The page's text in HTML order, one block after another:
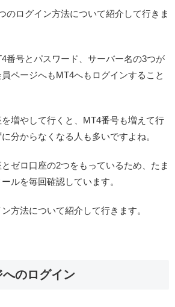
のログイン方法について紹介して行きま
番号とパスワード、サーバー名の3つが
ページへもMT4へもログインすること
増やして行くと、MT4番号も増えて行
分からなくなる人も多いですよね。
ゼロ口座の2つをもっているため、たま
ルを毎回確認しています。
方法について紹介して行きます。
のログイン